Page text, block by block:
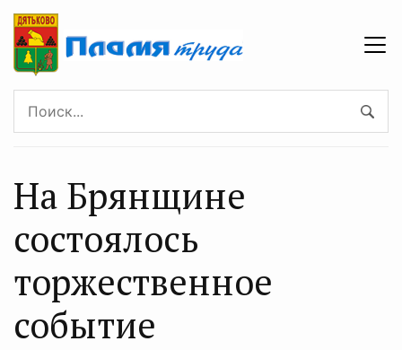
На Брянщине
состоялось
торжественное
событие